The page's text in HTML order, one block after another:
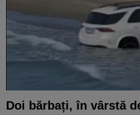
Doi bărbați, în vârstă